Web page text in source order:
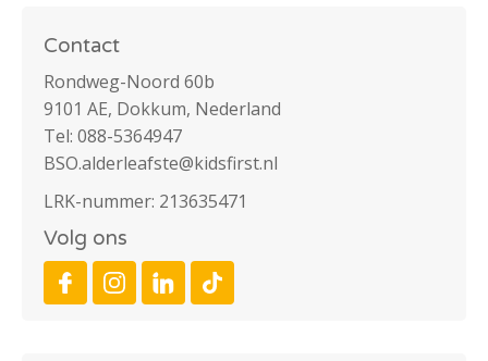
Contact
Rondweg-Noord 60b
9101 AE, Dokkum, Nederland
Tel: 088-5364947
BSO.alderleafste@kidsfirst.nl
LRK-nummer: 213635471
Volg ons